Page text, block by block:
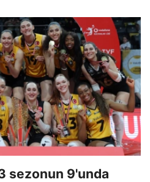
sezonun 9'unda